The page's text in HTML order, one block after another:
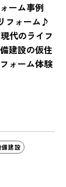
ーム事例
フォーム♪
代のライフ
建設の仮住
ォーム体験
備建設